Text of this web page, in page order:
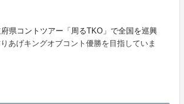
県コントツアー「周るTKO」で全国を巡興
あげキングオブコント優勝を目指していま